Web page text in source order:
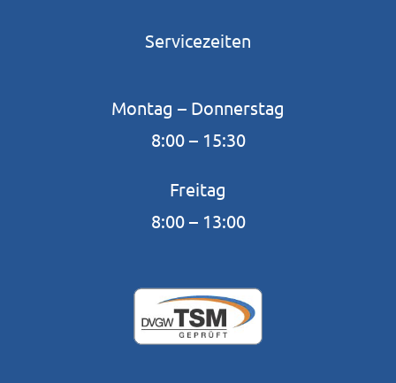
Servicezeiten
Montag – Donnerstag
8:00 – 15:30
Freitag
8:00 – 13:00